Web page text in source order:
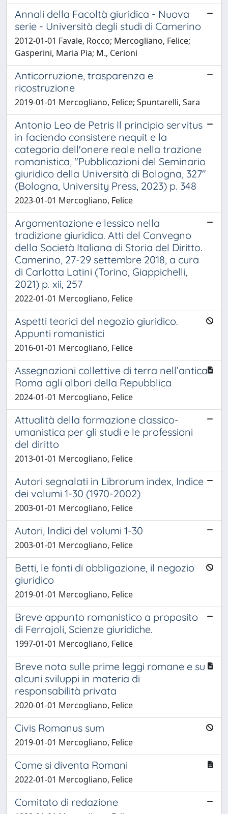
Annali della Facoltà giuridica - Nuova
serie - Università degli studi di Camerino
2012-01-01 Favale, Rocco; Mercogliano, Felice;
Gasperini, Maria Pia; M., Cerioni
Anticorruzione, trasparenza e
ricostruzione
2019-01-01 Mercogliano, Felice; Spuntarelli, Sara
Antonio Leo de Petris Il principio servitus
in faciendo consistere nequit e la
categoria dell'onere reale nella trazione
romanistica, "Pubblicazioni del Seminario
giuridico della Università di Bologna, 327"
(Bologna, University Press, 2023) p. 348
2023-01-01 Mercogliano, Felice
Argomentazione e lessico nella
tradizione giuridica. Atti del Convegno
della Società Italiana di Storia del Diritto.
Camerino, 27-29 settembre 2018, a cura
di Carlotta Latini (Torino, Giappichelli,
2021) p. xii, 257
2022-01-01 Mercogliano, Felice
Aspetti teorici del negozio giuridico.
Appunti romanistici
2016-01-01 Mercogliano, Felice
Assegnazioni collettive di terra nell’antica
Roma agli albori della Repubblica
2024-01-01 Mercogliano, Felice
Attualità della formazione classico-
umanistica per gli studi e le professioni
del diritto
2013-01-01 Mercogliano, Felice
Autori segnalati in Librorum index, Indice
dei volumi 1-30 (1970-2002)
2003-01-01 Mercogliano, Felice
Autori, Indici del volumi 1-30
2003-01-01 Mercogliano, Felice
Betti, le fonti di obbligazione, il negozio
giuridico
2019-01-01 Mercogliano, Felice
Breve appunto romanistico a proposito
di Ferrajoli, Scienze giuridiche.
1997-01-01 Mercogliano, Felice
Breve nota sulle prime leggi romane e su
alcuni sviluppi in materia di
responsabilità privata
2020-01-01 Mercogliano, Felice
Civis Romanus sum
2019-01-01 Mercogliano, Felice
Come si diventa Romani
2022-01-01 Mercogliano, Felice
Comitato di redazione